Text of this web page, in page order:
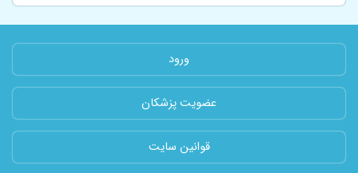
ورود
عضویت پزشکان
قوانین سایت